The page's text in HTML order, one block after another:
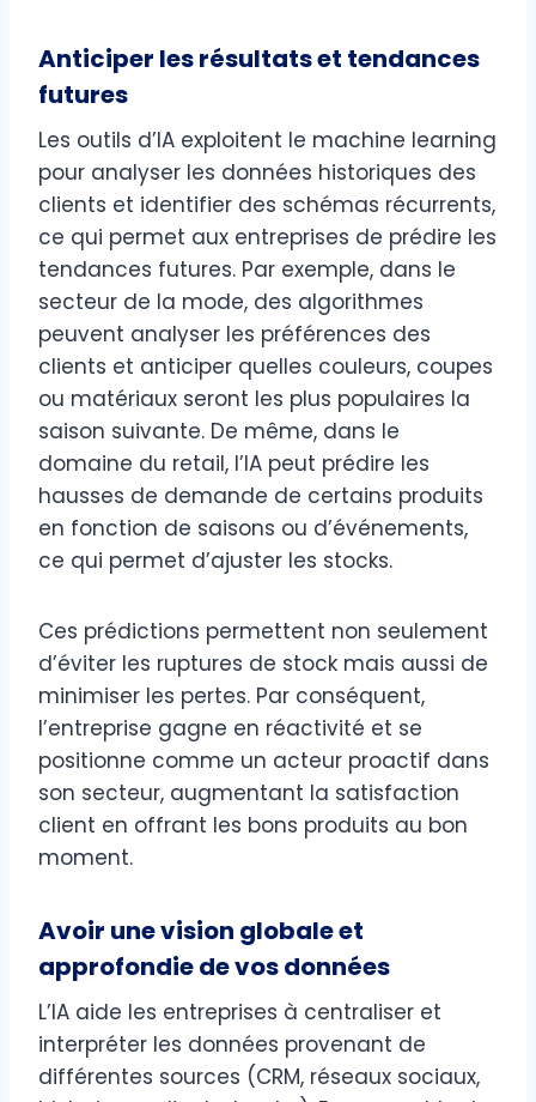
Anticiper les résultats et tendances
futures
Les outils d’IA exploitent le machine learning
pour analyser les données historiques des
clients et identifier des schémas récurrents,
ce qui permet aux entreprises de prédire les
tendances futures. Par exemple, dans le
secteur de la mode, des algorithmes
peuvent analyser les préférences des
clients et anticiper quelles couleurs, coupes
ou matériaux seront les plus populaires la
saison suivante. De même, dans le
domaine du retail, l’IA peut prédire les
hausses de demande de certains produits
en fonction de saisons ou d’événements,
ce qui permet d’ajuster les stocks.
Ces prédictions permettent non seulement
d’éviter les ruptures de stock mais aussi de
minimiser les pertes. Par conséquent,
l’entreprise gagne en réactivité et se
positionne comme un acteur proactif dans
son secteur, augmentant la satisfaction
client en offrant les bons produits au bon
moment.
Avoir une vision globale et
approfondie de vos données
L’IA aide les entreprises à centraliser et
interpréter les données provenant de
différentes sources (CRM, réseaux sociaux,